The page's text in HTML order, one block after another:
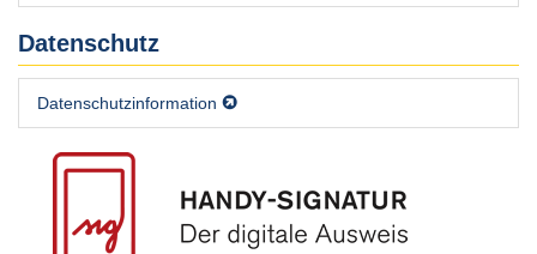
Datenschutz
Datenschutzinformation